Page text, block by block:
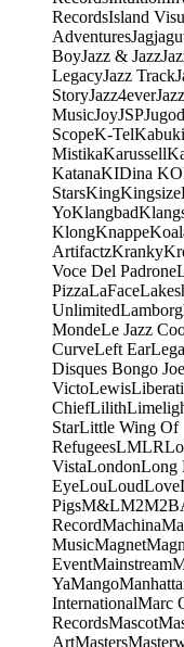
RecordsIsland
Adventures
BoyJazz & Jazz
LegacyJazz Track
StoryJazz4ever
MusicJoyJSP
ScopeK-TelKabuki
MistikaKarussell
KatanaKIDina
StarsKingKingsize
YoKlangbad
KlongKnappe
ArtifactzKranky
Voce Del Padrone
PizzaLaFace
Unlimited
MondeLe Jazz
CurveLeft Ear
Disques Bongo Joe
VictoLewis
ChiefLilith
StarLittle Wing Of
RefugeesLMLR
VistaLondonLong
EyeLouLoudLove
PigsM&LM2
RecordMachina
MusicMagnet
EventMainstream
YaMango
InternationalMarc
RecordsMascot
ArtMasters